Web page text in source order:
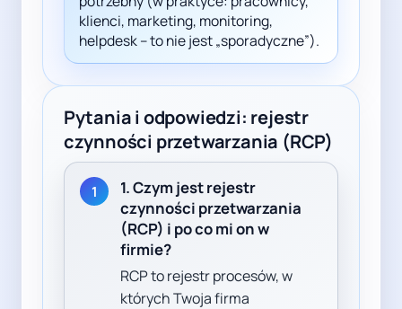
klienci, marketing, monitoring,
helpdesk – to nie jest „sporadyczne”).
Pytania i odpowiedzi: rejestr
czynności przetwarzania (RCP)
1
1. Czym jest rejestr
czynności przetwarzania
(RCP) i po co mi on w
firmie?
RCP to rejestr procesów, w
których Twoja firma